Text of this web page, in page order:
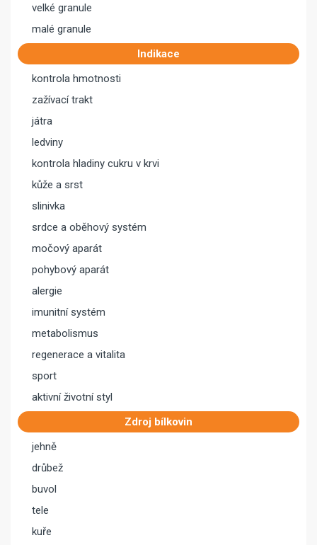
velké granule
malé granule
Indikace
kontrola hmotnosti
zažívací trakt
játra
ledviny
kontrola hladiny cukru v krvi
kůže a srst
slinivka
srdce a oběhový systém
močový aparát
pohybový aparát
alergie
imunitní systém
metabolismus
regenerace a vitalita
sport
aktivní životní styl
Zdroj bílkovin
jehně
drůbež
buvol
tele
kuře